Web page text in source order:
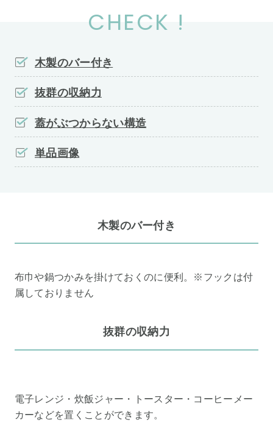
CHECK !
木製のバー付き
抜群の収納力
蓋がぶつからない構造
単品画像
木製のバー付き
布巾や鍋つかみを掛けておくのに便利。※フックは付
属しておりません
抜群の収納力
電子レンジ・炊飯ジャー・トースター・コーヒーメー
カーなどを置くことができます。